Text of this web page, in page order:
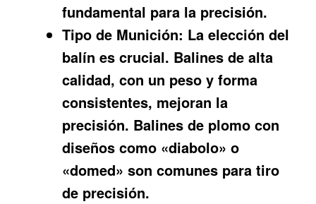
fundamental para la precisión.
Tipo de Munición: La elección del
balín es crucial. Balines de alta
calidad, con un peso y forma
consistentes, mejoran la
precisión. Balines de plomo con
diseños como «diabolo» o
«domed» son comunes para tiro
de precisión.